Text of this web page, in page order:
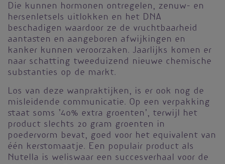
Die kunnen hormonen ontregelen, zenuw- en
hersenletsels uitlokken en het DNA
beschadigen waardoor ze de vruchtbaarheid
aantasten en aangeboren afwijkingen en
kanker kunnen veroorzaken. Jaarlijks komen er
naar schatting tweeduizend nieuwe chemische
substanties op de markt.
Los van deze wanpraktijken, is er ook nog de
misleidende communicatie. Op een verpakking
staat soms ’40% extra groenten’, terwijl het
product slechts 20 gram groenten in
poedervorm bevat, goed voor het equivalent van
één kerstomaatje. Een populair product als
Nutella is weliswaar een succesverhaal voor de